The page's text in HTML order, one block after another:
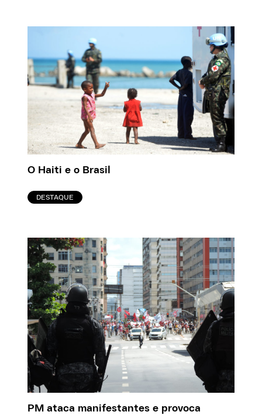
O Haiti e o Brasil
DESTAQUE
PM ataca manifestantes e provoca